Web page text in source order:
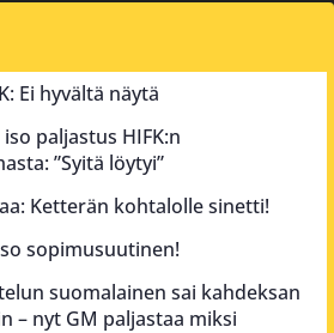
Ei hyvältä näytä
paljastus HIFK:n
”Syitä löytyi”
Ketterän kohtalolle sinetti!
sopimusuutinen!
suomalainen sai kahdeksan
– nyt GM paljastaa miksi